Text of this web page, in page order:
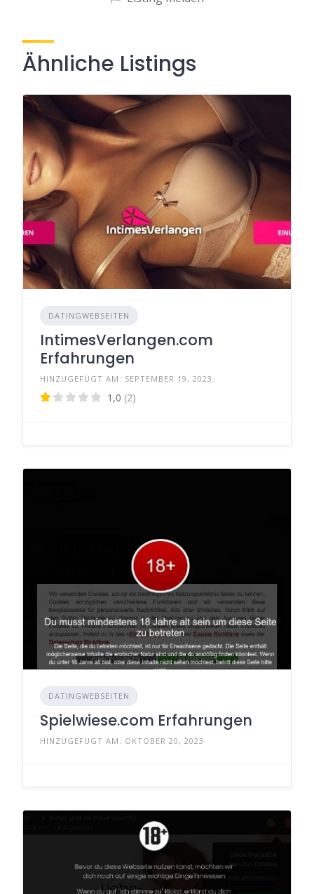
Ähnliche Listings
DATINGWEBSEITEN
IntimesVerlangen.com
Erfahrungen
HINZUGEFÜGT AM: SEPTEMBER 19, 2023
1,0 (2)
DATINGWEBSEITEN
Spielwiese.com Erfahrungen
HINZUGEFÜGT AM: OKTOBER 20, 2023